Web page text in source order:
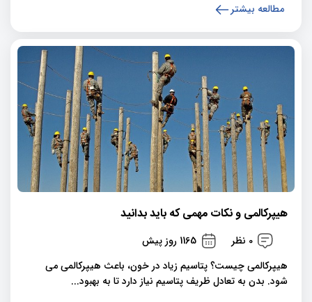
مطالعه بیشتر
هیپرکالمی و نکات مهمی که باید بدانید
0 نظر
1165 روز پیش
هیپرکالمی چیست؟ پتاسیم زیاد در خون، باعث هیپرکالمی می
شود. بدن به تعادل ظریف پتاسیم نیاز دارد تا به بهبود...